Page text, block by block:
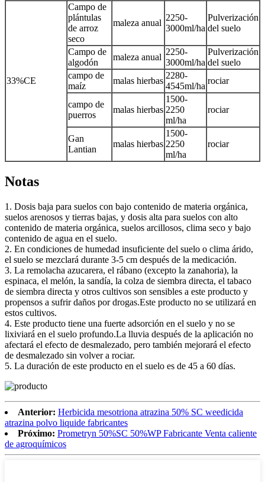
33%CE
Campo de
plántulas
de arroz
seco
maleza anual
2250-
3000ml/ha
Pulverización
del suelo
Campo de
algodón
maleza anual
2250-
3000ml/ha
Pulverización
del suelo
campo de
maíz
malas hierbas
2280-
4545ml/ha
rociar
campo de
puerros
malas hierbas
1500-
2250
ml/ha
rociar
Gan
Lantian
malas hierbas
1500-
2250
ml/ha
rociar
Notas
1. Dosis baja para suelos con bajo contenido de materia orgánica,
suelos arenosos y tierras bajas, y dosis alta para suelos con alto
contenido de materia orgánica, suelos arcillosos, clima seco y bajo
contenido de agua en el suelo.
2. En condiciones de humedad insuficiente del suelo o clima árido,
el suelo se mezclará durante 3-5 cm después de la medicación.
3. La remolacha azucarera, el rábano (excepto la zanahoria), la
espinaca, el melón, la sandía, la colza de siembra directa, el tabaco
de siembra directa y otros cultivos son sensibles a este producto y
propensos a sufrir daños por drogas.Este producto no se utilizará en
estos cultivos.
4. Este producto tiene una fuerte adsorción en el suelo y no se
lixiviará en el suelo profundo.La lluvia después de la aplicación no
afectará el efecto de desmalezado, pero también mejorará el efecto
de desmalezado sin volver a rociar.
5. La duración de este producto en el suelo es de 45 a 60 días.
Anterior: Herbicida mesotriona atrazina 50% SC weedicida
atrazina polvo liquide fabricantes
Próximo: Prometryn 50%SC 50%WP Fabricante Venta caliente
de agroquímicos